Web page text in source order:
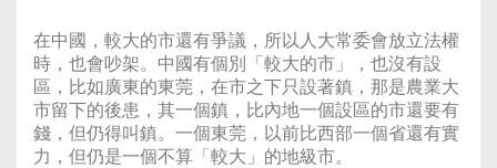
在中國，較大的市還有爭議，所以人大常委會放立法權
時，也會吵架。中國有個別「較大的市」，也沒有設
區，比如廣東的東莞，在市之下只設著鎮，那是農業大
市留下的後患，其一個鎮，比內地一個設區的市還要有
錢，但仍得叫鎮。一個東莞，以前比西部一個省還有實
力，但仍是一個不算「較大」的地級市。